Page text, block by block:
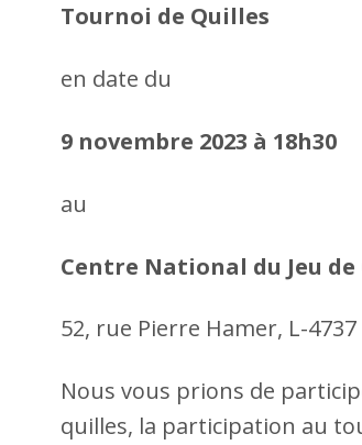
Tournoi de Quilles
en date du
9 novembre 2023 à 18h30
au
Centre National du Jeu de
52, rue Pierre Hamer, L-4737
Nous vous prions de
quilles, la participation au